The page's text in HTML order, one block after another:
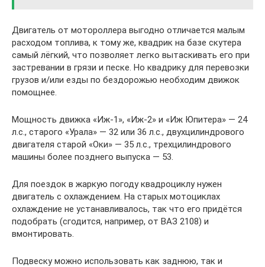
Двигатель от мотороллера выгодно отличается малым
расходом топлива, к тому же, квадрик на базе скутера
самый лёгкий, что позволяет легко вытаскивать его при
застревании в грязи и песке. Но квадрику для перевозки
грузов и/или езды по бездорожью необходим движок
помощнее.
Мощность движка «Иж-1», «Иж-2» и «Иж Юпитера» — 24
л.с., старого «Урала» — 32 или 36 л.с., двухцилиндрового
двигателя старой «Оки» — 35 л.с., трехцилиндрового
машины более позднего выпуска — 53.
Для поездок в жаркую погоду квадроциклу нужен
двигатель с охлаждением. На старых мотоциклах
охлаждение не устанавливалось, так что его придётся
подобрать (сгодится, например, от ВАЗ 2108) и
вмонтировать.
Подвеску можно использовать как заднюю, так и